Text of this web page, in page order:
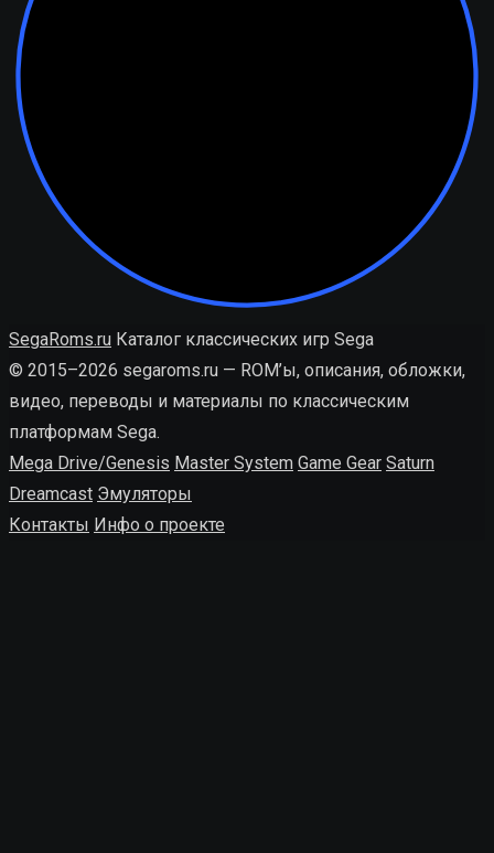
SegaRoms.ru Каталог классических игр Sega
© 2015–2026 segaroms.ru — ROM’ы, описания, обложки,
видео, переводы и материалы по классическим
платформам Sega.
Mega Drive/Genesis Master System Game Gear Saturn
Dreamcast Эмуляторы
Контакты Инфо о проекте